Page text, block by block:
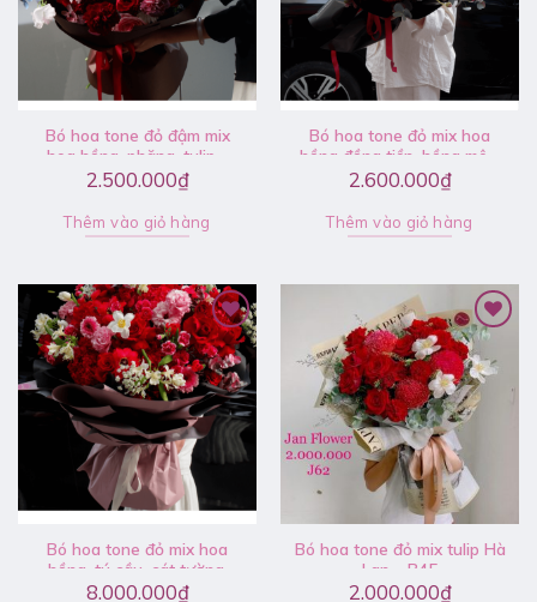
Bó hoa tone đỏ đậm mix
hoa hồng, phăng, tulip –
V040
2.500.000₫
Thêm vào giỏ hàng
Bó hoa tone đỏ mix hoa
hồng đồng tiền, hồng môn,
lyly, hoa cô dâu hồng trắng
2.600.000₫
Thêm vào giỏ hàng
Bó hoa tone đỏ mix hoa
hồng, tú cầu, cát tường,
tulip, đồng tiền – V127
8.000.000₫
Bó hoa tone đỏ mix tulip Hà
Lan – B45
2.000.000₫